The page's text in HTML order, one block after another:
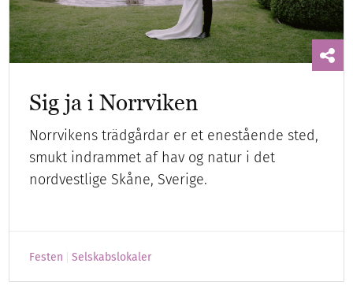
Sig ja i Norrviken
Norrvikens trädgårdar er et enestående sted,
smukt indrammet af hav og natur i det
nordvestlige Skåne, Sverige.
Festen Selskabslokaler